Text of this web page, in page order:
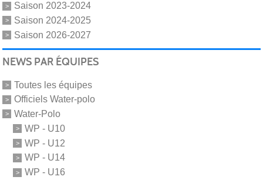
Saison 2023-2024
Saison 2024-2025
Saison 2026-2027
NEWS PAR ÉQUIPES
Toutes les équipes
Officiels Water-polo
Water-Polo
WP - U10
WP - U12
WP - U14
WP - U16